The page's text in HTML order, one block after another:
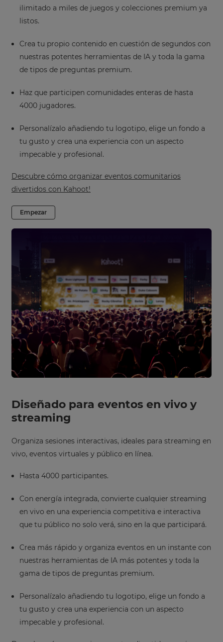
ilimitado a miles de juegos y colecciones premium ya
listos.
Crea tu propio contenido en cuestión de segundos con
nuestras potentes herramientas de IA y toda la gama
de tipos de preguntas premium.
Haz que participen comunidades enteras de hasta
4000 jugadores.
Personalízalo añadiendo tu logotipo, elige un fondo a
tu gusto y crea una experiencia con un aspecto
impecable y profesional.
Descubre cómo organizar eventos comunitarios
divertidos con Kahoot!
Empezar
Diseñado para eventos en vivo y
streaming
Organiza sesiones interactivas, ideales para streaming en
vivo, eventos virtuales y público en línea.
Hasta 4000 participantes.
Con energía integrada, convierte cualquier streaming
en vivo en una experiencia competitiva e interactiva
que tu público no solo verá, sino en la que participará.
Crea más rápido y organiza eventos en un instante con
nuestras herramientas de IA más potentes y toda la
gama de tipos de preguntas premium.
Personalízalo añadiendo tu logotipo, elige un fondo a
tu gusto y crea una experiencia con un aspecto
impecable y profesional.
Update
your
×
Update
language,
and
Region